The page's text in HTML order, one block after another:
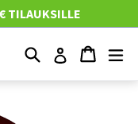
TILAUKSILLE
Etsi Kirjaudu